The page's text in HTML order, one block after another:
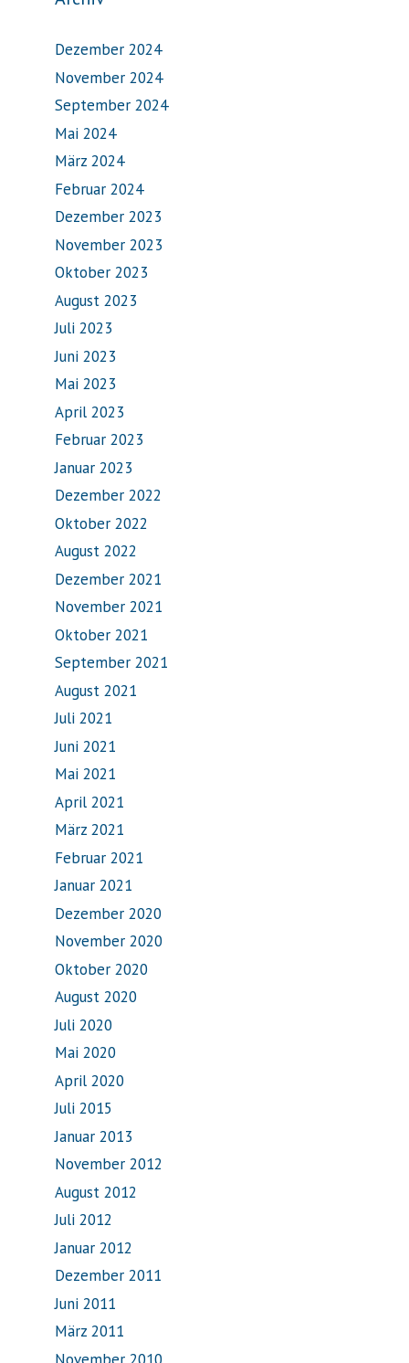
Dezember 2024
November 2024
September 2024
Mai 2024
März 2024
Februar 2024
Dezember 2023
November 2023
Oktober 2023
August 2023
Juli 2023
Juni 2023
Mai 2023
April 2023
Februar 2023
Januar 2023
Dezember 2022
Oktober 2022
August 2022
Dezember 2021
November 2021
Oktober 2021
September 2021
August 2021
Juli 2021
Juni 2021
Mai 2021
April 2021
März 2021
Februar 2021
Januar 2021
Dezember 2020
November 2020
Oktober 2020
August 2020
Juli 2020
Mai 2020
April 2020
Juli 2015
Januar 2013
November 2012
August 2012
Juli 2012
Januar 2012
Dezember 2011
Juni 2011
März 2011
November 2010